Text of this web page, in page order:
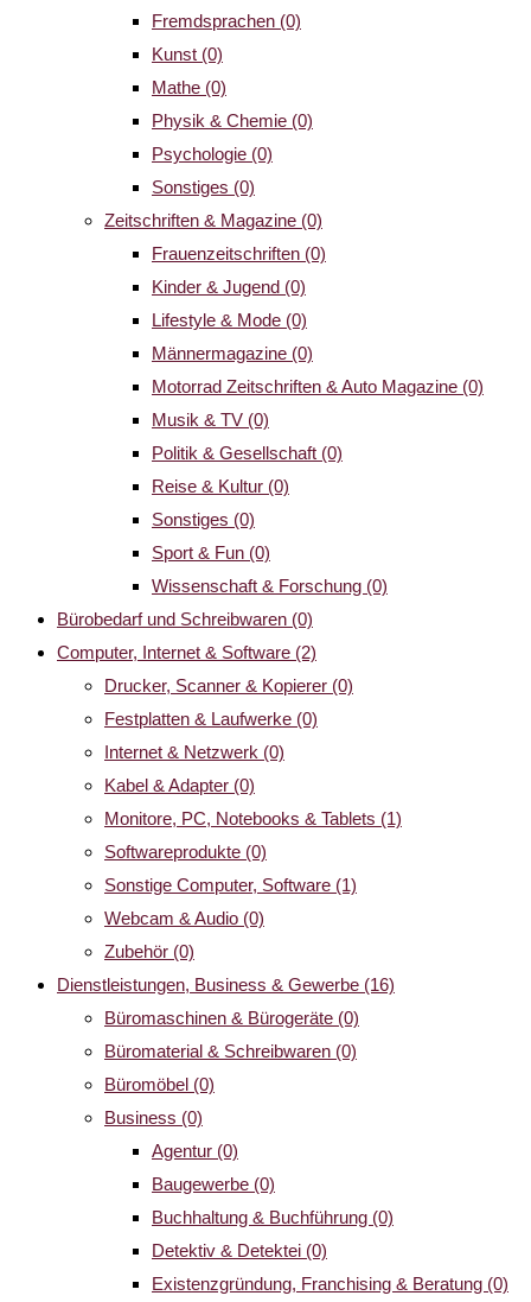
Fremdsprachen (0)
Kunst (0)
Mathe (0)
Physik & Chemie (0)
Psychologie (0)
Sonstiges (0)
Zeitschriften & Magazine (0)
Frauenzeitschriften (0)
Kinder & Jugend (0)
Lifestyle & Mode (0)
Männermagazine (0)
Motorrad Zeitschriften & Auto Magazine (0)
Musik & TV (0)
Politik & Gesellschaft (0)
Reise & Kultur (0)
Sonstiges (0)
Sport & Fun (0)
Wissenschaft & Forschung (0)
Bürobedarf und Schreibwaren (0)
Computer, Internet & Software (2)
Drucker, Scanner & Kopierer (0)
Festplatten & Laufwerke (0)
Internet & Netzwerk (0)
Kabel & Adapter (0)
Monitore, PC, Notebooks & Tablets (1)
Softwareprodukte (0)
Sonstige Computer, Software (1)
Webcam & Audio (0)
Zubehör (0)
Dienstleistungen, Business & Gewerbe (16)
Büromaschinen & Bürogeräte (0)
Büromaterial & Schreibwaren (0)
Büromöbel (0)
Business (0)
Agentur (0)
Baugewerbe (0)
Buchhaltung & Buchführung (0)
Detektiv & Detektei (0)
Existenzgründung, Franchising & Beratung (0)